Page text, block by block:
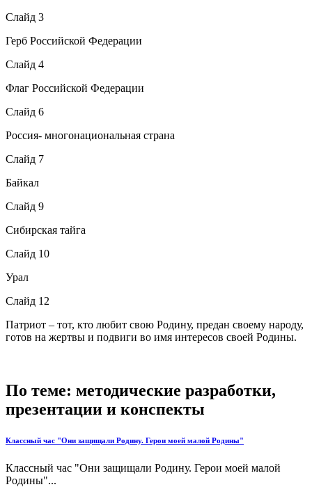
Слайд 3
Герб Российской Федерации
Слайд 4
Флаг Российской Федерации
Слайд 6
Россия- многонациональная страна
Слайд 7
Байкал
Слайд 9
Сибирская тайга
Слайд 10
Урал
Слайд 12
Патриот – тот, кто любит свою Родину, предан своему народу,
готов на жертвы и подвиги во имя интересов своей Родины.
По теме: методические разработки,
презентации и конспекты
Классный час "Они защищали Родину. Герои моей малой Родины"
Классный час "Они защищали Родину. Герои моей малой
Родины"...